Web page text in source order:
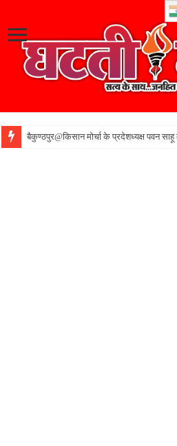
बैकुण्ठपुर@किसान मोर्चा के प्रदेशध्यक्ष पवन